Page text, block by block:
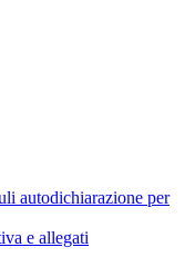
autodichiarazione per
e allegati